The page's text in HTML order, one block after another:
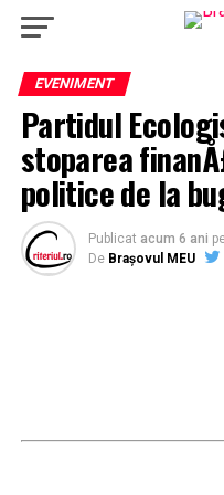
EVENIMENT
Partidul
stoparea
politice de la
Publicat acum 6 ani
De Brașovul MEU